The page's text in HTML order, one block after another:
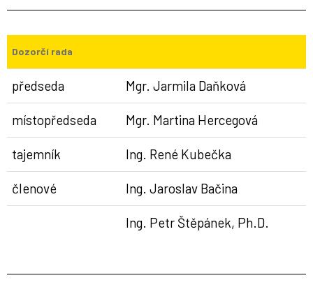
Dozorčí rada
předseda Mgr. Jarmila Daňková
místopředseda Mgr. Martina Hercegová
tajemník Ing. René Kubečka
členové Ing. Jaroslav Bačina
Ing. Petr Štěpánek, Ph.D.